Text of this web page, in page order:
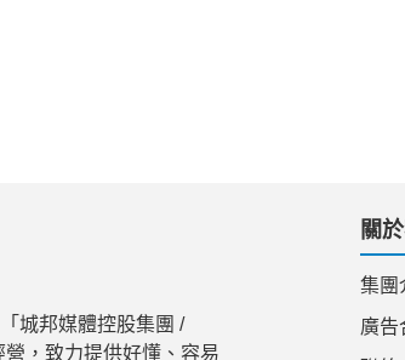
城邦媒體控股集團 /
，致力提供好懂、容易
關
集團
廣告